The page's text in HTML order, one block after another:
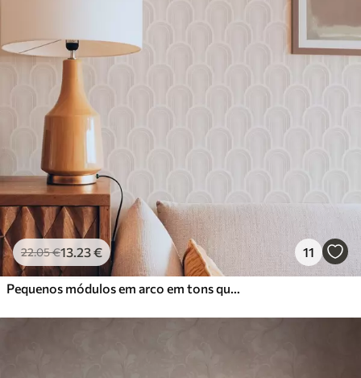
22.05€13.23€ 11
Pequenos módulos em arco em tons quentes de creme-bege